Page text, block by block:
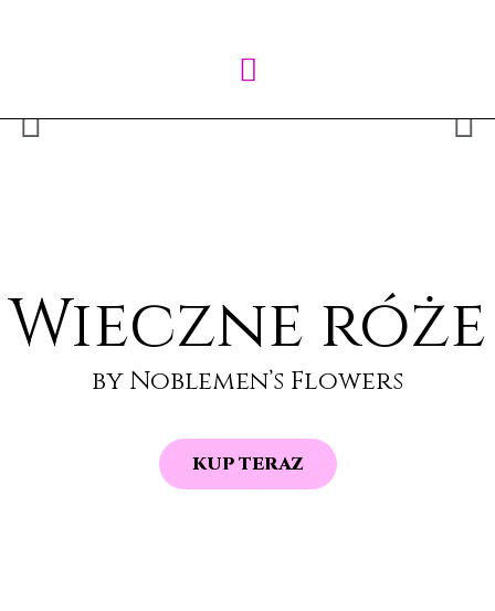
Wieczne róże
by Noblemen’s Flowers
KUP TERAZ